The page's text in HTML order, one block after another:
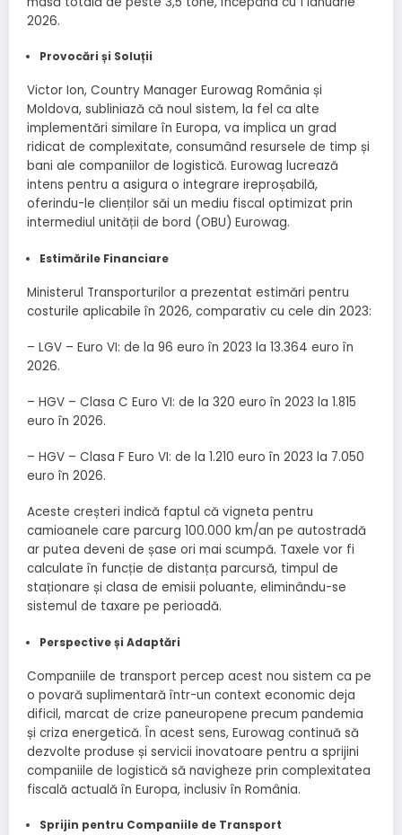
2026.
Provocări și Soluții
Victor Ion, Country Manager Eurowag România și
Moldova, subliniază că noul sistem, la fel ca alte
implementări similare în Europa, va implica un grad
ridicat de complexitate, consumând resursele de timp și
bani ale companiilor de logistică. Eurowag lucrează
intens pentru a asigura o integrare ireproșabilă,
oferindu-le clienților săi un mediu fiscal optimizat prin
intermediul unității de bord (OBU) Eurowag.
Estimările Financiare
Ministerul Transporturilor a prezentat estimări pentru
costurile aplicabile în 2026, comparativ cu cele din 2023:
– LGV – Euro VI: de la 96 euro în 2023 la 13.364 euro în
2026.
– HGV – Clasa C Euro VI: de la 320 euro în 2023 la 1.815
euro în 2026.
– HGV – Clasa F Euro VI: de la 1.210 euro în 2023 la 7.050
euro în 2026.
Aceste creșteri indică faptul că vigneta pentru
camioanele care parcurg 100.000 km/an pe autostradă
ar putea deveni de șase ori mai scumpă. Taxele vor fi
calculate în funcție de distanța parcursă, timpul de
staționare și clasa de emisii poluante, eliminându-se
sistemul de taxare pe perioadă.
Perspective și Adaptări
Companiile de transport percep acest nou sistem ca pe
o povară suplimentară într-un context economic deja
dificil, marcat de crize paneuropene precum pandemia
și criza energetică. În acest sens, Eurowag continuă să
dezvolte produse și servicii inovatoare pentru a sprijini
companiile de logistică să navigheze prin complexitatea
fiscală actuală în Europa, inclusiv în România.
Sprijin pentru Companiile de Transport